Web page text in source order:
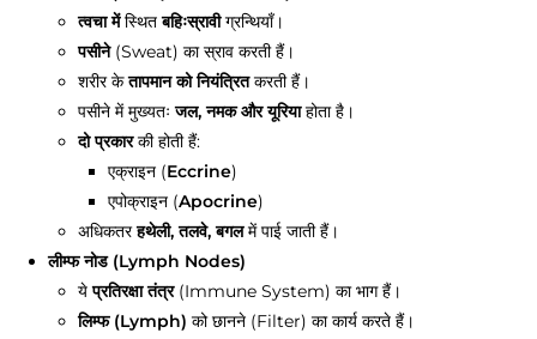
त्वचा मेंस्थितबहिःस्रावीग्रन्थियाँ।
पसीने(Sweat) का स्राव करती हैं।
शरीर केतापमान को नियंत्रितकरती हैं।
पसीने में मुख्यतःजल, नमक और यूरियाहोता है।
दो प्रकारकी होती हैं:
एक्राइन (Eccrine)
एपोक्राइन (Apocrine)
अधिकतरहथेली, तलवे, बगलमें पाई जाती हैं।
लीम्फ नोड (Lymph Nodes)
येप्रतिरक्षा तंत्र(Immune System) का भाग हैं।
लिम्फ (Lymph) को छानने (Filter) का कार्य करते हैं।